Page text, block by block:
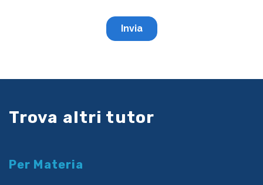
Trova altri tutor
Per Materia